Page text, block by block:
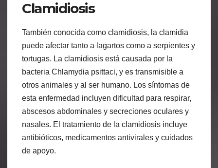
Clamidiosis
También conocida como clamidiosis, la clamidia
puede afectar tanto a lagartos como a serpientes y
tortugas. La clamidiosis está causada por la
bacteria Chlamydia psittaci, y es transmisible a
otros animales y al ser humano. Los síntomas de
esta enfermedad incluyen dificultad para respirar,
abscesos abdominales y secreciones oculares y
nasales. El tratamiento de la clamidiosis incluye
antibióticos, medicamentos antivirales y cuidados
de apoyo.